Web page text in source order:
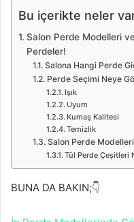
Bu içerikte neler
Salon Perde Modelleri
Perdeler!
Salona Hangi Perde
Perde Seçimi Neye
Işık
Uyum
Kumaş Kalitesi
Temizlik
Salon Perde Modelleri
Tül Perde Çeşitleri
BUNA DA BAKIN;👇